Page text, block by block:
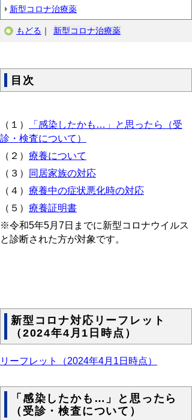
新型コロナ治療薬
もどる ｜ 新型コロナ治療薬
目次
（１）
「感染したかも…」と思ったら（受
診・検査について）
（２） 療養について
（３）
同居家族の対応
（４） 療養中の症状悪化時の対応
（５） 療養証明書
※令和5年5月7日までに新型コロナウイルス
と診断された方が対象です。
新型コロナ対応リーフレット
（2024年4月1日時点）
リーフレット（2024年4月1日時点）
「感染したかも…」と思ったら
（受診・検査について）